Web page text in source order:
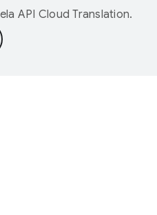
API Cloud Translation.